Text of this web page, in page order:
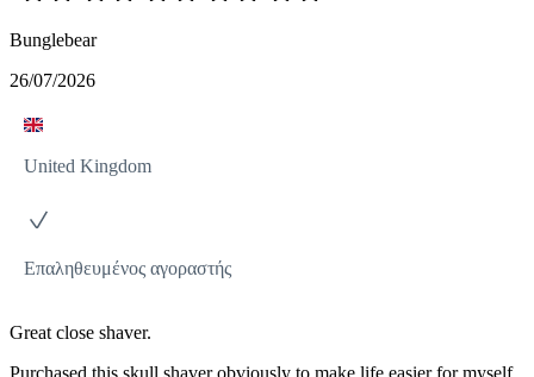
Bunglebear
26/07/2026
United Kingdom
Επαληθευμένος αγοραστής
Great close shaver.
Purchased this skull shaver obviously to make life easier for myself